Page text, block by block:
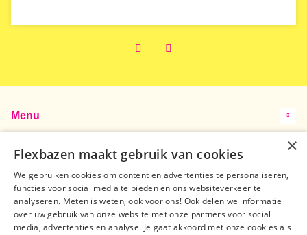
Prev
Menu
Samen op zoek
Volg ons op
×
Flexbazen maakt gebruik van cookies
We gebruiken cookies om content en advertenties te personaliseren,
functies voor social media te bieden en ons websiteverkeer te
analyseren. Meten is weten, ook voor ons! Ook delen we informatie
over uw gebruik van onze website met onze partners voor social
media, advertenties en analyse. Je gaat akkoord met onze cookies als